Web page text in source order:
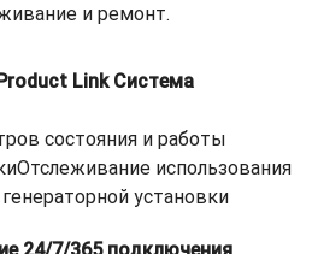
и ремонт.
Link Система
состояния и работы
использования
установки